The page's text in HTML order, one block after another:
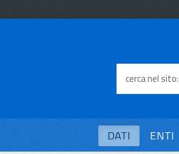
cerca nel sito
DATI ENTI